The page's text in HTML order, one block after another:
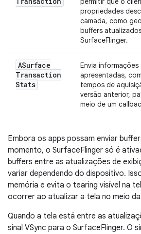
propriedades
camada, como
buffers
SurfaceFlinger.
ASurface
Transaction
Stats
Envia
apresentadas,
tempos de
versão anterior,
meio de um
Embora os apps possam enviar
momento, o SurfaceFlinger só é
buffers entre as atualizações de
variar dependendo do dispositivo.
memória e evita o tearing visível na
ocorrer ao atualizar a tela no meio
Quando a tela está entre as
sinal VSync para o SurfaceFlinger. O